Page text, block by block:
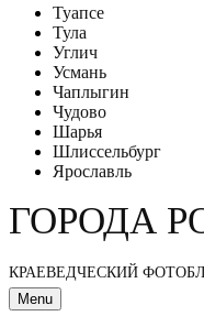
Туапсе
Тула
Углич
Усмань
Чаплыгин
Чудово
Шарья
Шлиссельбург
Ярославль
ГОРОДА
КРАЕВЕДЧЕСКИЙ
Menu